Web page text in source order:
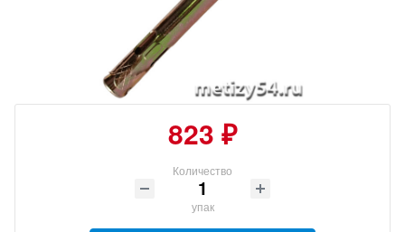
823 ₽
Количество
упак